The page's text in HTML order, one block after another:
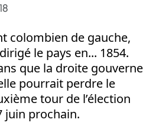
colombien de gauche,
le pays en... 1854.
que la droite gouverne
pourrait perdre le
tour de l’élection
juin prochain.